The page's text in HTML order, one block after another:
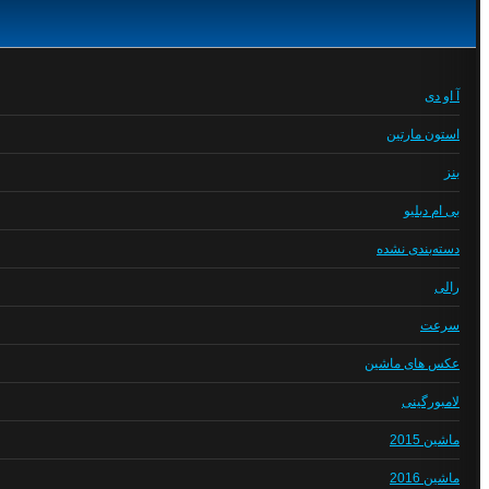
آ او دی
استون مارتین
بنز
بی ام دبلیو
دسته‌بندی نشده
رالی
سرعت
عکس های ماشین
لامبورگینی
ماشین 2015
ماشین 2016